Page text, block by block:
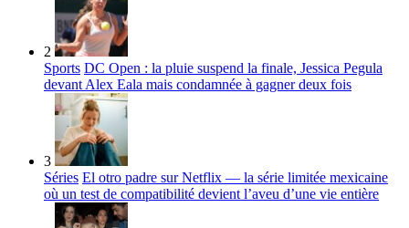
2
Sports DC Open : la pluie suspend la finale, Jessica Pegula
devant Alex Eala mais condamnée à gagner deux fois
3
Séries El otro padre sur Netflix — la série limitée mexicaine
où un test de compatibilité devient l’aveu d’une vie entière